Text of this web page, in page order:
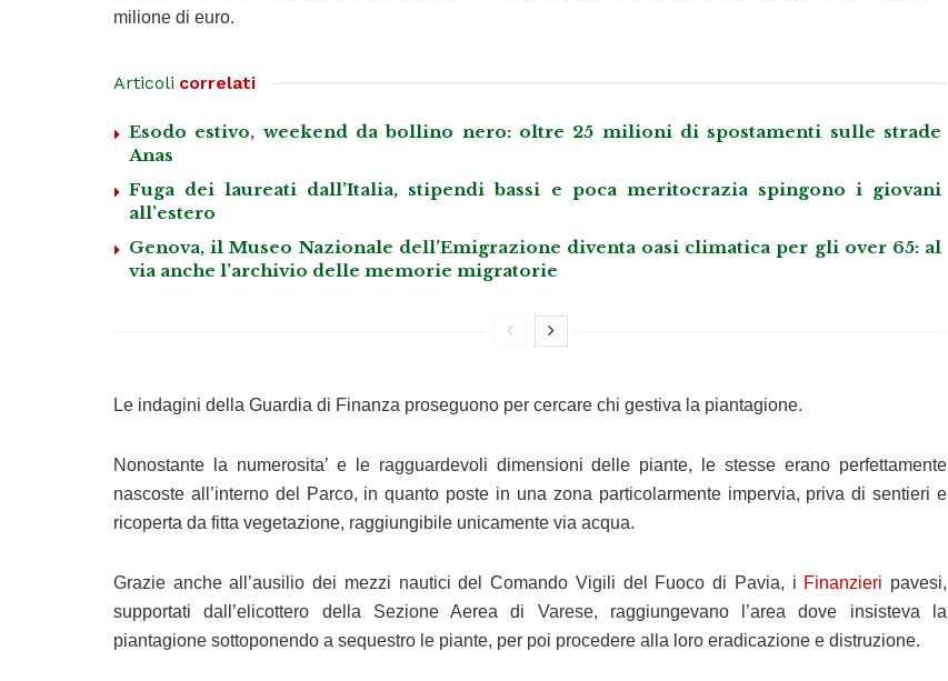
milione di euro.
Articoli correlati
Esodo estivo, weekend da bollino nero: oltre 25 milioni di spostamenti sulle strade
Anas
Fuga dei laureati dall’Italia, stipendi bassi e poca meritocrazia spingono i giovani
all’estero
Genova, il Museo Nazionale dell’Emigrazione diventa oasi climatica per gli over 65: al
via anche l’archivio delle memorie migratorie
Le indagini della Guardia di Finanza proseguono per cercare chi gestiva la piantagione.
Nonostante la numerosita’ e le ragguardevoli dimensioni delle piante, le stesse erano perfettamente
nascoste all’interno del Parco, in quanto poste in una zona particolarmente impervia, priva di sentieri e
ricoperta da fitta vegetazione, raggiungibile unicamente via acqua.
Grazie anche all’ausilio dei mezzi nautici del Comando Vigili del Fuoco di Pavia, i Finanzieri pavesi,
supportati dall’elicottero della Sezione Aerea di Varese, raggiungevano l’area dove insisteva la
piantagione sottoponendo a sequestro le piante, per poi procedere alla loro eradicazione e distruzione.